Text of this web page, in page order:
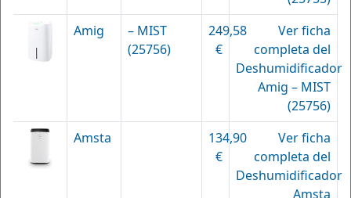
Amig
– MIST
(25756)
249,58
€
Ver ficha
completa del
Deshumidificador
Amig – MIST
(25756)
Amsta
134,90
€
Ver ficha
completa del
Deshumidificador
Amsta